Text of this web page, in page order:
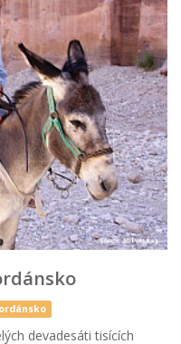
devadesáti tisících